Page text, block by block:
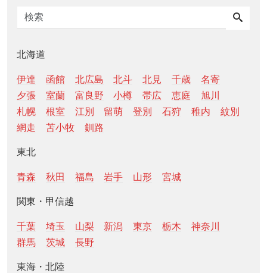
北海道
伊達 函館 北広島 北斗 北見 千歳
名寄
夕張
室蘭 富良野 小樽 帯広 恵庭
旭川
札幌
根室 江別 留萌 登別 石狩 稚内
紋別
網走
苫小牧 釧路
東北
青森 秋田 福島 岩手 山形 宮城
関東・甲信越
千葉 埼玉 山梨 新潟 東京 栃木
神奈川
群馬
茨城 長野
東海・北陸